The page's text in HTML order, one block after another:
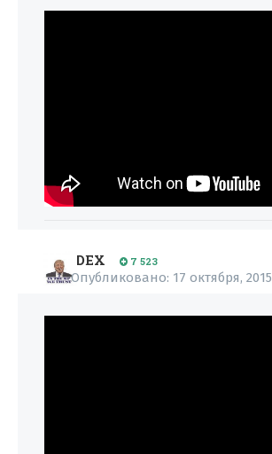
DEX 7 523
Опубликовано: 17 октября, 2015